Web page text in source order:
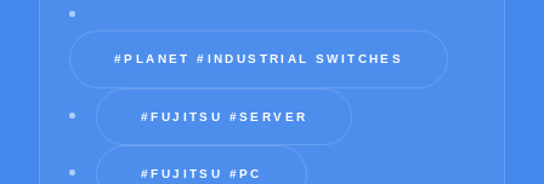
#PLANET #INDUSTRIAL SWITCHES
#FUJITSU #SERVER
#FUJITSU #PC